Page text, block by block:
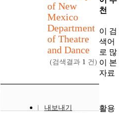
of New
Mexico
Department
of Theatre
and Dance
(검색결과 1 건)
내보내기
천
이 검
색어
로 많
이 본
자료
활용